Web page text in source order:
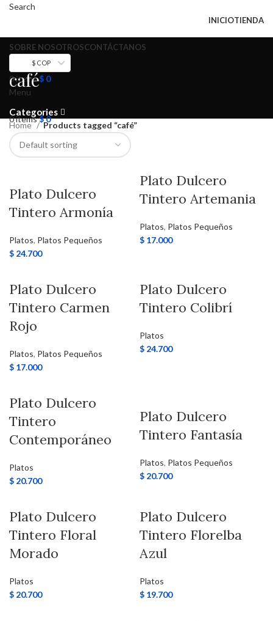
Search
INICIOTIENDA
SOBRE NOSOTROSCONTÁCTANOS
$ COP
0items$ 0
Menu
0items$0
café
Categories
Home Products tagged “café”
Plato Dulcero
Tintero Armonía
Platos, Platos Pequeños
$ 24.700
Plato Dulcero
Tintero Artemania
Platos, Platos Pequeños
$ 17.000
Plato Dulcero
Tintero Carmen
Rojo
Platos, Platos Pequeños
$ 17.000
Plato Dulcero
Tintero Colibrí
Platos
$ 24.700
Plato Dulcero
Tintero
Contemporáneo
Platos
$ 20.700
Plato Dulcero
Tintero Fantasía
Platos, Platos Pequeños
$ 20.700
Plato Dulcero
Tintero Floral
Morado
Platos
$ 20.700
Plato Dulcero
Tintero Florelba
Azul
Platos
$ 19.700
el mundo